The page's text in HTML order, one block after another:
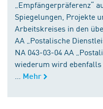
„Empfängerpräferenz“
Spiegelungen, Projekte
Arbeitskreises in den
AA „Postalische
NA 043-03-04 AA
wiederum wird
Mehr